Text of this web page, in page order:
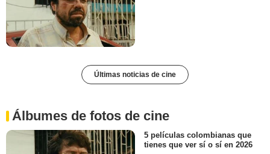
Últimas noticias de cine
Álbumes de fotos de cine
5 películas colombianas que
tienes que ver sí o sí en 2026